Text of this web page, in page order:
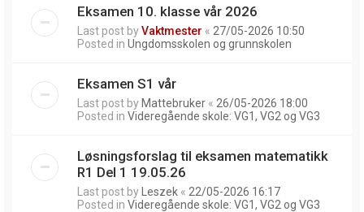
Eksamen 10. klasse vår 2026
Last post byVaktmester « 27/05-2026 10:50
Posted in Ungdomsskolen og grunnskolen
Eksamen S1 vår
Last post by Mattebruker « 26/05-2026 18:00
Posted in Videregående skole: VG1, VG2 og VG3
Løsningsforslag til eksamen matematikk
R1 Del 1 19.05.26
Last post by Leszek « 22/05-2026 16:17
Posted in Videregående skole: VG1, VG2 og VG3